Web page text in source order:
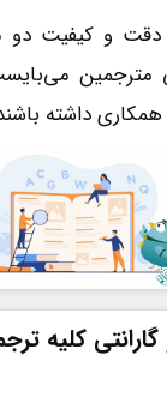
و کیفیت دو
مترجمین
داشته
کلیه